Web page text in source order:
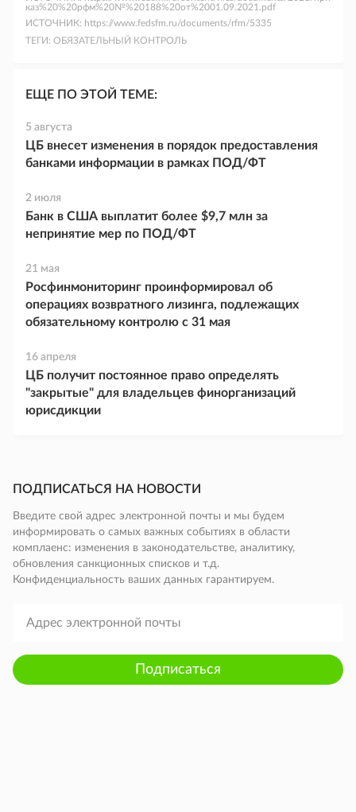
каз%20%20рфм%20№%20188%20от%2001.09.2021.pdf
ИСТОЧНИК: https://www.fedsfm.ru/documents/rfm/5335
ТЕГИ: ОБЯЗАТЕЛЬНЫЙ КОНТРОЛЬ
ЕЩЕ ПО ЭТОЙ ТЕМЕ:
5 августа
ЦБ внесет изменения в порядок предоставления
банками информации в рамках ПОД/ФТ
2 июля
Банк в США выплатит более $9,7 млн за
непринятие мер по ПОД/ФТ
21 мая
Росфинмониторинг проинформировал об
операциях возвратного лизинга, подлежащих
обязательному контролю с 31 мая
16 апреля
ЦБ получит постоянное право определять
"закрытые" для владельцев финорганизаций
юрисдикции
ПОДПИСАТЬСЯ НА НОВОСТИ
Введите свой адрес электронной почты и мы будем
информировать о самых важных событиях в области
комплаенс: изменения в законодательстве, аналитику,
обновления санкционных списков и т.д.
Конфиденциальность ваших данных гарантируем.
Подписаться